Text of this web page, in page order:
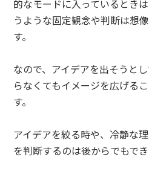
的なモードに入っているとき
うような固定観念や判断は想
す。
なので、アイデアを出そうと
らなくてもイメージを広げる
す。
アイデアを絞る時や、冷静な
を判断するのは後からでもでき